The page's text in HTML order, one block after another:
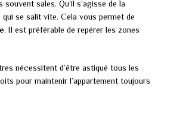
sales. Qu’il s’agisse de la
qui se salit vite. Cela vous permet de
. Il est préférable de repérer les zones
nécessitent d’être astiqué tous les
pour maintenir l’appartement toujours